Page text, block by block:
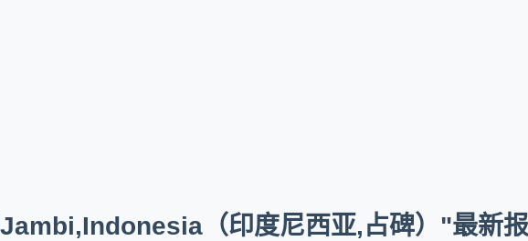
（印度尼西亚,占碑）"最新报